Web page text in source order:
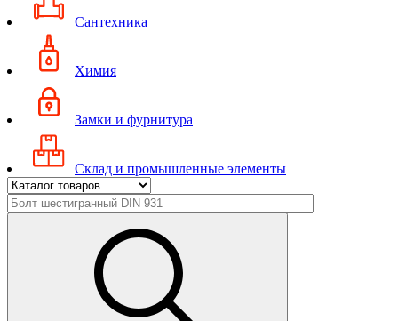
Сантехника
Химия
Замки и фурнитура
Склад и промышленные элементы